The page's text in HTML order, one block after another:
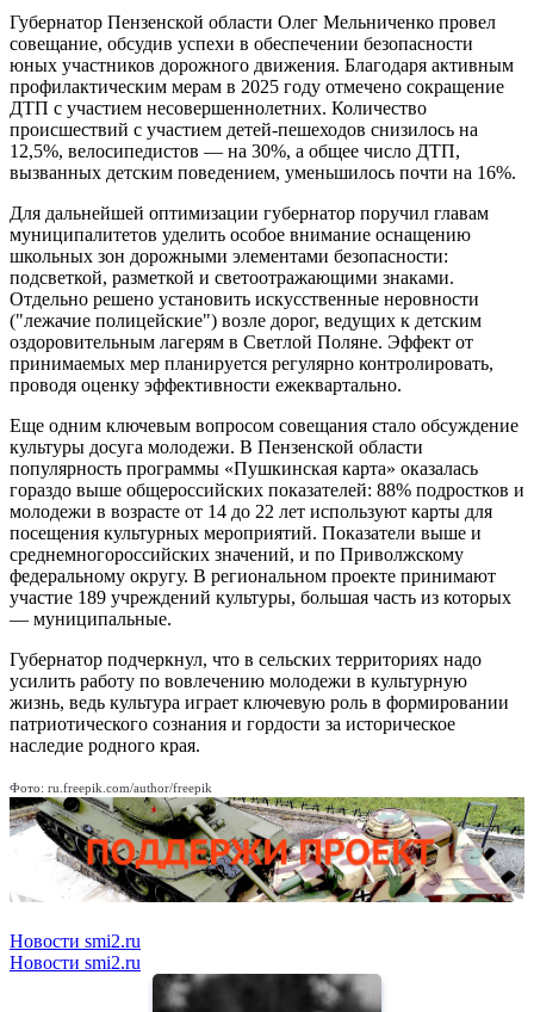
Губернатор Пензенской области Олег Мельниченко провел
совещание, обсудив успехи в обеспечении безопасности
юных участников дорожного движения. Благодаря активным
профилактическим мерам в 2025 году отмечено сокращение
ДТП с участием несовершеннолетних. Количество
происшествий с участием детей-пешеходов снизилось на
12,5%, велосипедистов — на 30%, а общее число ДТП,
вызванных детским поведением, уменьшилось почти на 16%.
Для дальнейшей оптимизации губернатор поручил главам
муниципалитетов уделить особое внимание оснащению
школьных зон дорожными элементами безопасности:
подсветкой, разметкой и светоотражающими знаками.
Отдельно решено установить искусственные неровности
("лежачие полицейские") возле дорог, ведущих к детским
оздоровительным лагерям в Светлой Поляне. Эффект от
принимаемых мер планируется регулярно контролировать,
проводя оценку эффективности ежеквартально.
Еще одним ключевым вопросом совещания стало обсуждение
культуры досуга молодежи. В Пензенской области
популярность программы «Пушкинская карта» оказалась
гораздо выше общероссийских показателей: 88% подростков и
молодежи в возрасте от 14 до 22 лет используют карты для
посещения культурных мероприятий. Показатели выше и
среднемногороссийских значений, и по Приволжскому
федеральному округу. В региональном проекте принимают
участие 189 учреждений культуры, большая часть из которых
— муниципальные.
Губернатор подчеркнул, что в сельских территориях надо
усилить работу по вовлечению молодежи в культурную
жизнь, ведь культура играет ключевую роль в формировании
патриотического сознания и гордости за историческое
наследие родного края.
Фото: ru.freepik.com/author/freepik
Новости smi2.ru
Новости smi2.ru